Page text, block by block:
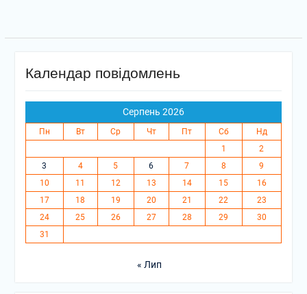
Календар повідомлень
Серпень 2026
Пн Вт Ср Чт Пт Сб
Нд
1
2
3
4 5 6 7 8
9
10
11 12 13 14 15
16
17
18 19 20 21 22
23
24
25 26 27 28 29
30
31
« Лип